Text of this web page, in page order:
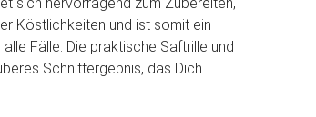
Köstlichkeiten und ist somit ein
Fälle. Die praktische Saftrille und
Schnittergebnis, das Dich